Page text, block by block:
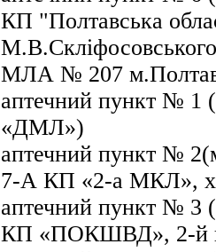
КП "Полтавська
МЛА № 207
аптечний пункт № 1
«ДМЛ»)
аптечний пункт №
7-А КП «2-а МКЛ»,
аптечний пункт № 3
КП «ПОКШВД», 2-й